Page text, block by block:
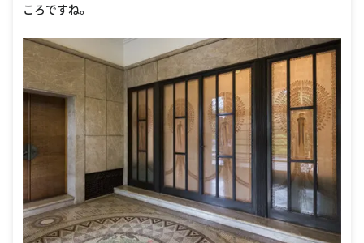
ころですね。